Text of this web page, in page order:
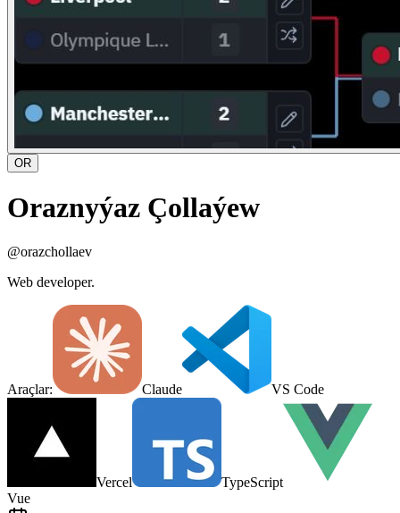
OR
Oraznyýaz Çollaýew
@orazchollaev
Web developer.
Araçlar: Claude VS Code
Vercel
TypeScript
Vue